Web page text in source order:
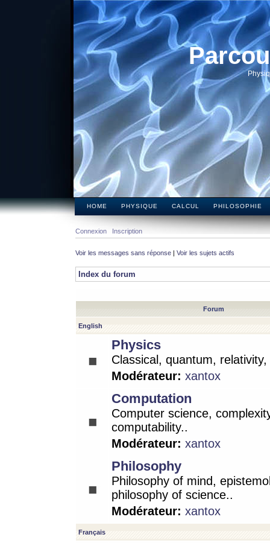
HOME PHYSIQUE CALCUL PHILOSOPHIE
Connexion Inscription
Voir les messages sans réponse | Voir les sujets actifs
Index du forum
Forum
English
Physics
Classical, quantum,
Modérateur: xantox
Computation
Computer science,
computability..
Modérateur: xantox
Philosophy
Philosophy of mind,
philosophy of science..
Modérateur: xantox
Français